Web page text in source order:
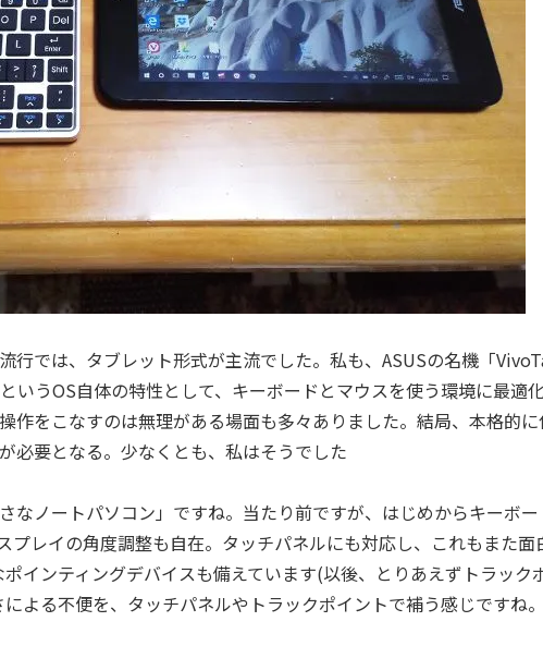
行では、タブレット形式が主流でした。私も、ASUSの名機「
うOS自体の特性として、キーボードとマウスを使う環境に最適
作をこなすのは無理がある場面も多々ありました。結局、本格的
必要となる。少なくとも、私はそうでした
なノートパソコン」ですね。当たり前ですが、はじめからキーボー
プレイの角度調整も自在。タッチパネルにも対応し、これもまた面
インティングデバイスも備えています(以後、とりあえずトラック
よる不便を、タッチパネルやトラックポイントで補う感じですね